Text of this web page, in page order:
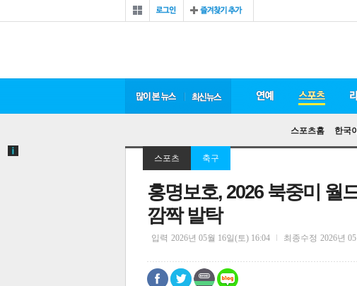
스포츠홈 한국
스포츠 축구
홍명보호, 2026 북중미 월
깜짝 발탁
입력 2026년 05월 16일(토) 16:04 최종수정 2026년
0